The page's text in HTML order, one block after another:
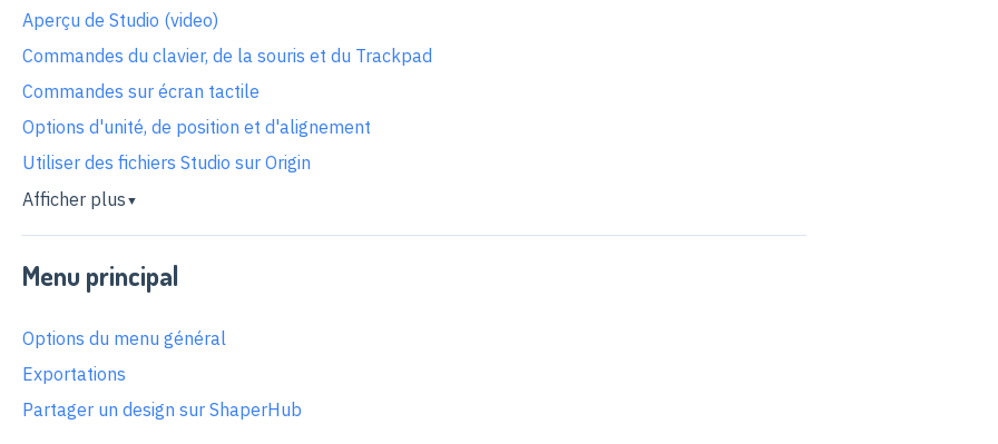
Aperçu de Studio (video)
Commandes du clavier, de la souris et du Trackpad
Commandes sur écran tactile
Options d'unité, de position et d'alignement
Utiliser des fichiers Studio sur Origin
Afficher plus ▼
Menu principal
Options du menu général
Exportations
Partager un design sur ShaperHub